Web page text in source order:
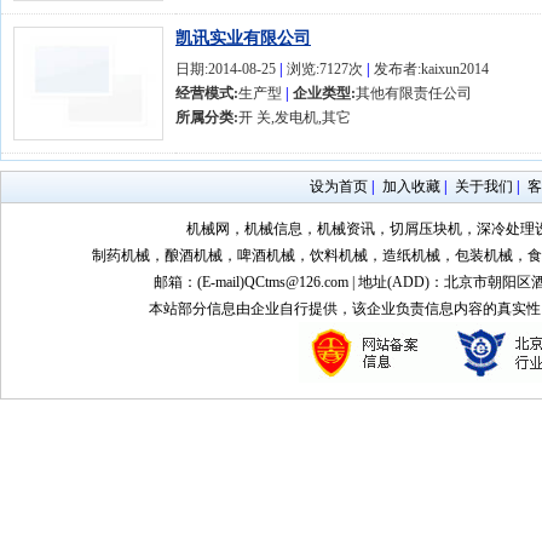
凯讯实业有限公司
日期:2014-08-25 浏览:7127次
发布者:kaixun2014
经营模式:生产型 企业类型:其他有限责任公司
所属分类:开 关,发电机,其它
设为首页 加入收藏 关于我们
机械网，机械信息，机械资讯，切屑压块机，深冷处
制药机械，酿酒机械，啤酒机械，饮料机械，造纸机械，包装机械，
邮箱：(E-mail)QCtms@126.com | 地址(ADD)：北京市朝阳
本站部分信息由企业自行提供，该企业负责信息内容的真实